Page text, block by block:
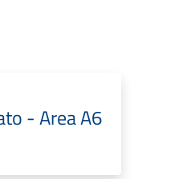
- Area A6